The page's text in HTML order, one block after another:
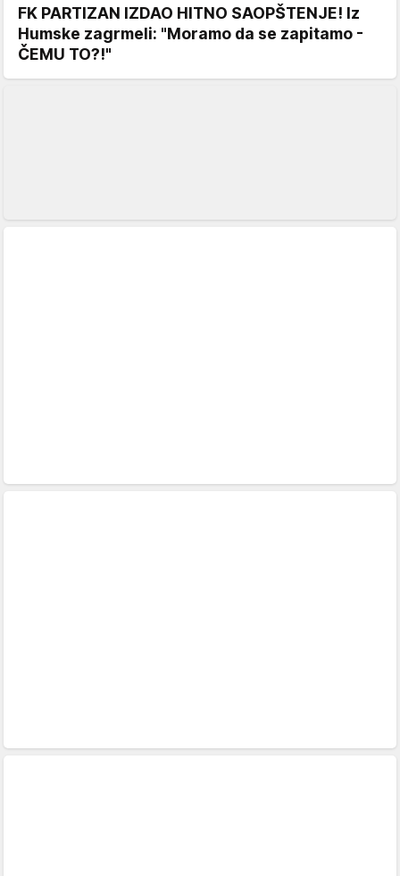
FK PARTIZAN IZDAO HITNO SAOPŠTENJE! Iz
Humske zagrmeli: "Moramo da se zapitamo -
ČEMU TO?!"